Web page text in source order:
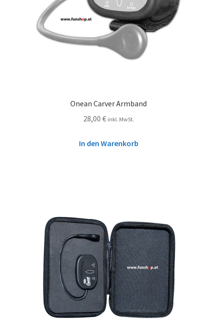
Onean Carver Armband
28,00 € inkl. MwSt.
In den Warenkorb